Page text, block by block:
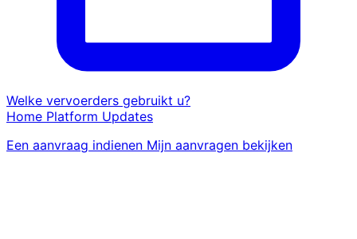
Welke vervoerders gebruikt u?
Home Platform Updates
Een aanvraag indienen Mijn aanvragen bekijken